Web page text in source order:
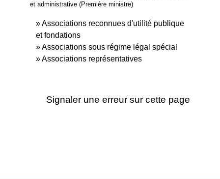
et administrative (Première ministre)
Associations reconnues d'utilité publique
et fondations
Associations sous régime légal spécial
Associations représentatives
Signaler une erreur sur cette page